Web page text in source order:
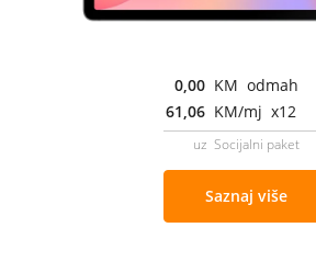
0,00 KM odmah
61,06 KM/mj x12
uz Socijalni paket
Saznaj više